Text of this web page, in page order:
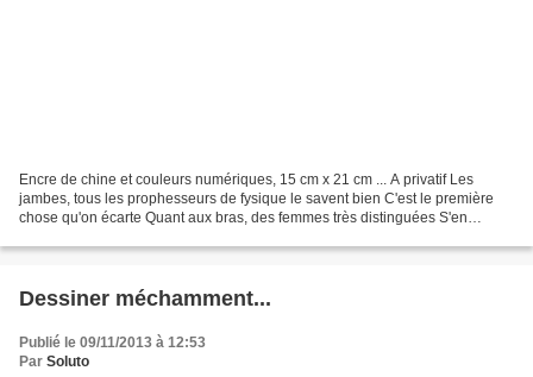
Encre de chine et couleurs numériques, 15 cm x 21 cm ... A privatif Les
jambes, tous les prophesseurs de fysique le savent bien C'est le première
chose qu'on écarte Quant aux bras, des femmes très distinguées S'en
Dessiner méchamment...
Publié le 09/11/2013 à 12:53
Par Soluto